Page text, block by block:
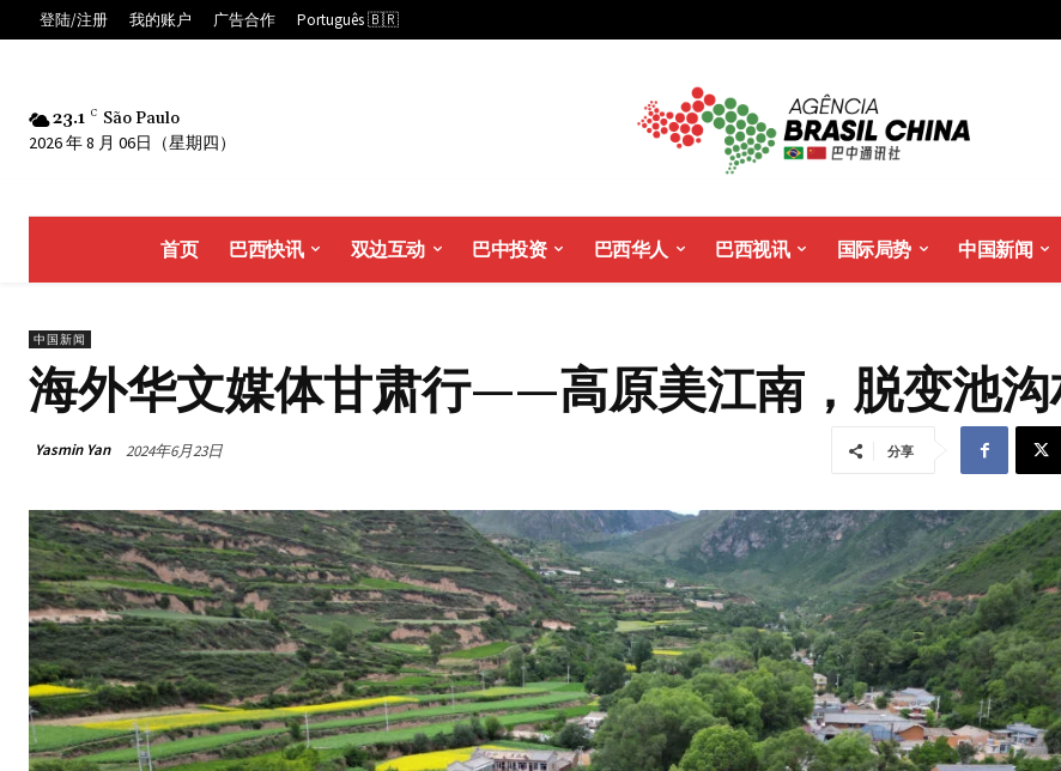
登陆/注册 我的账户 广告合作 Português 🇧🇷
23.1 C São Paulo
2026 年 8 月 06日（星期四）
首页 巴西快讯 双边互动 巴中投资 巴西华人 巴西视讯 国际局势 中国新闻
中国新闻
海外华文媒体甘肃行——高原美江南，脱变池
Yasmin Yan 2024年6月23日 分享